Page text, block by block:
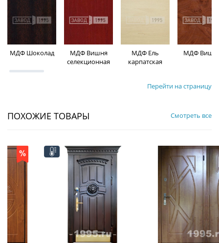
МДФ Шоколад
МДФ Вишня
селекционная
МДФ Ель
карпатская
МДФ
Перейти на страницу
ПОХОЖИЕ ТОВАРЫ Смотреть все